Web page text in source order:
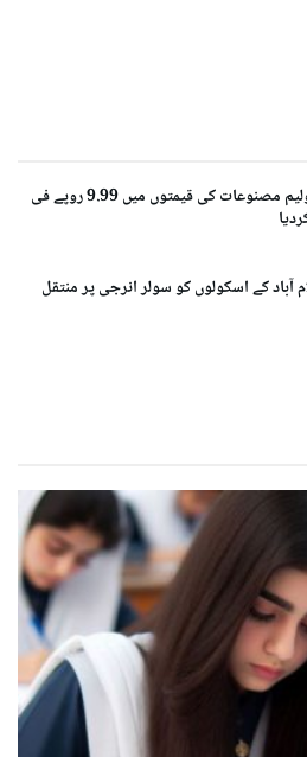
حکومت نے پٹرولیم مصنوعات کی قیمتوں میں 9.99 روپے فی
آباد کے اسکولوں کو سولر انرجی پر منتقل